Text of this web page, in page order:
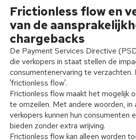
Frictionless flow en
van de
chargebacks
De Payment Services Directive
die verkopers in staat stellen de
consumentenervaring te verzachten.
'frictionless flow'.
Frictionless flow maakt het mogelijk
te omzeilen. Met andere woorden, in
verkopers kunnen hun consumenten
bieden zonder extra wrijving.
Frictionless flow kan alleen worden